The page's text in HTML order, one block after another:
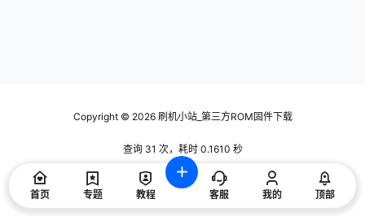
Copyright © 2026刷机小站_第三方ROM固件下载
查询 31 次，耗时 0.1610 秒
首页 专题 教程 客服 我的 顶部